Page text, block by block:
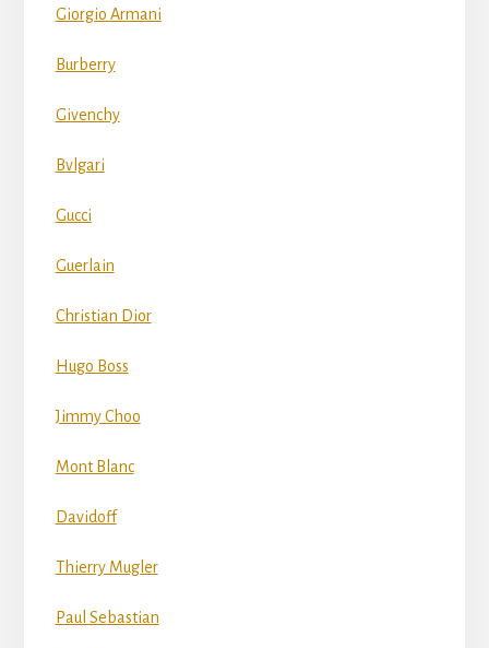
Giorgio Armani
Burberry
Givenchy
Bvlgari
Gucci
Guerlain
Christian Dior
Hugo Boss
Jimmy Choo
Mont Blanc
Davidoff
Thierry Mugler
Paul Sebastian